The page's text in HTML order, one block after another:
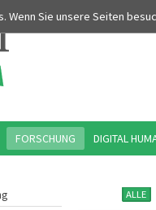
Sie unsere Seiten
ALLE
FORSCHUNG DIGITAL